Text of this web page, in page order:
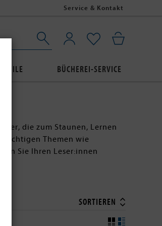
Service & Kontakt
BÜCHEREI-SERVICE
die zum Staunen, Lernen
wichtigen Themen wie
Sie Ihren Leser:innen
SORTIEREN